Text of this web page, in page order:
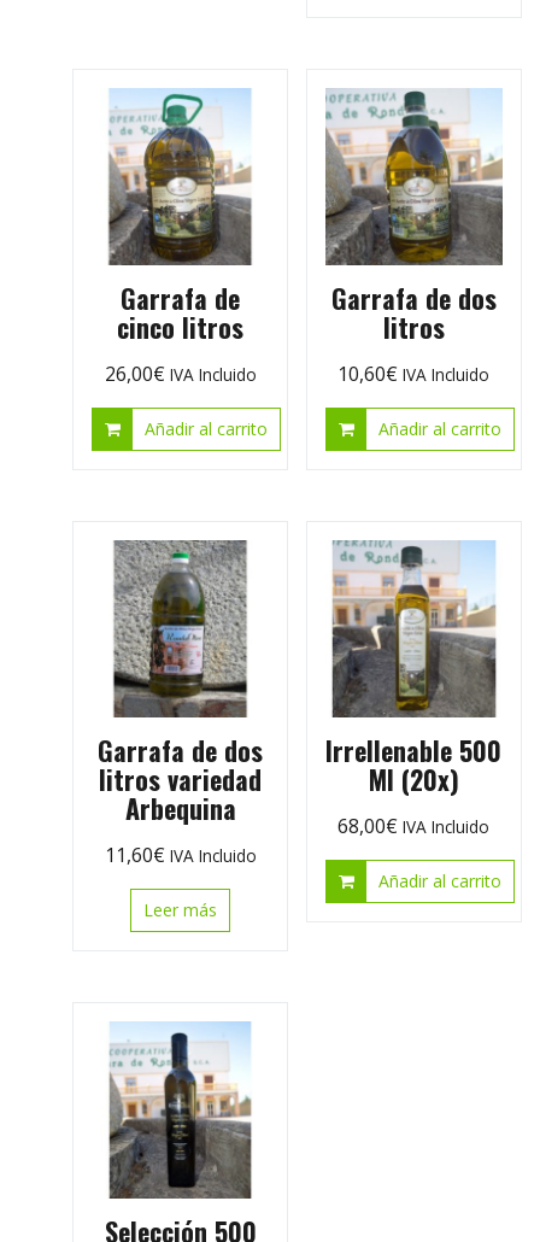
Garrafa de
cinco litros
26,00€ IVA Incluido
Añadir al carrito
Garrafa de dos
litros
10,60€ IVA Incluido
Añadir al carrito
Garrafa de dos
litros variedad
Arbequina
11,60€ IVA Incluido
Leer más
Irrellenable 500
Ml (20x)
68,00€ IVA Incluido
Añadir al carrito
Selección 500